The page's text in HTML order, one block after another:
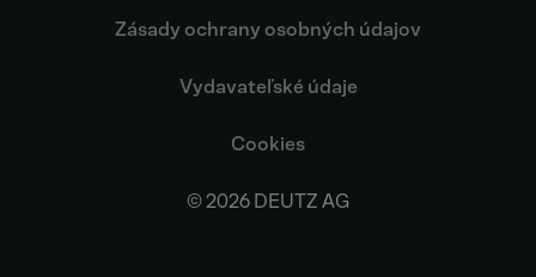
© 2026 DEUTZ AG
Zásady ochrany osobných údajov
Vydavateľské údaje
Cookies